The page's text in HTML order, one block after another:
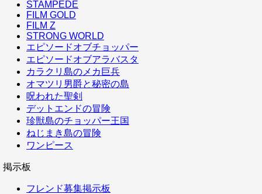
STAMPEDE
FILM GOLD
FILM Z
STRONG WORLD
エピソードオブチョッパー
エピソードオブアラバスタ
カラクリ島のメカ巨兵
オマツリ男爵と秘密の島
呪われた聖剣
デットエンドの冒険
珍獣島のチョッパー王国
ねじまき島の冒険
ワンピース
掲示板
フレンド募集掲示板